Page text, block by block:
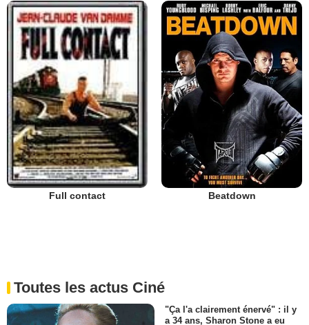
Full contact Beatdown
Toutes les actus Ciné
"Ça l'a clairement énervé" : il y
a 34 ans, Sharon Stone a eu